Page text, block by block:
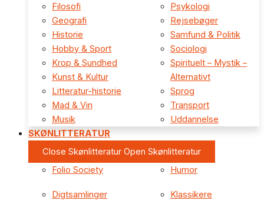
Filosofi
Geografi
Historie
Hobby & Sport
Krop & Sundhed
Kunst & Kultur
Litteratur-historie
Mad & Vin
Musik
Psykologi
Rejsebøger
Samfund & Politik
Sociologi
Spirituelt – Mystik –
Alternativt
Sprog
Transport
Uddannelse
SKØNLITTERATUR
Close Skønlitteratur Open Skønlitteratur
Folio Society
Digtsamlinger
Humor
Klassikere